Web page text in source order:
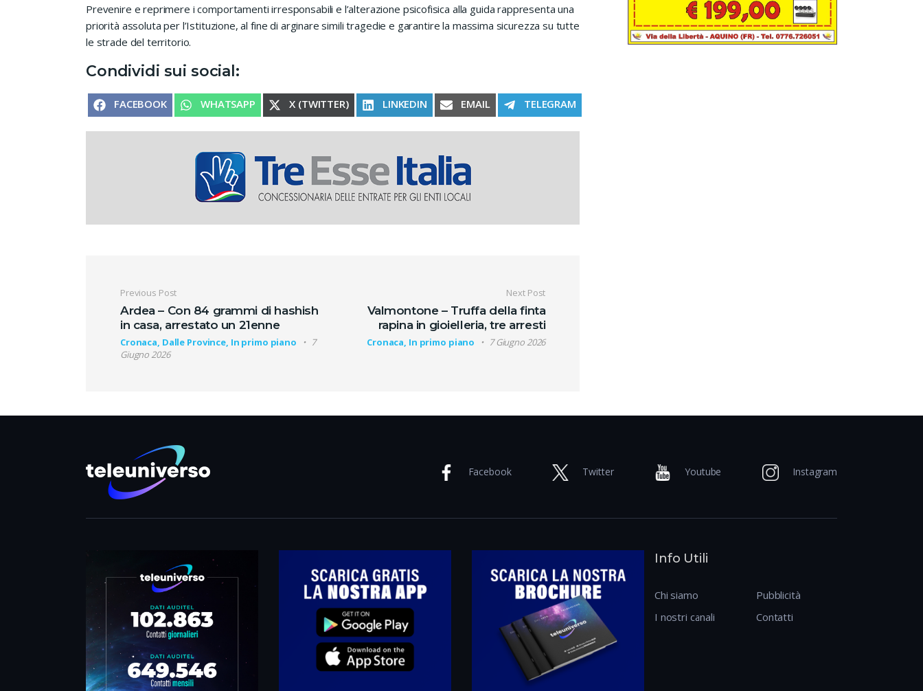
Prevenire e reprimere i comportamenti irresponsabili e l’alterazione psicofisica alla guida rappresenta una
priorità assoluta per l’Istituzione, al fine di arginare simili tragedie e garantire la massima sicurezza su tutte
le strade del territorio.
Condividi sui social:
SHARE ON
FACEBOOK SHARE ON
WHATSAPP SHARE ON
X (TWITTER) SHARE ON
LINKEDIN SHARE ON
EMAIL SHARE ON
TELEGRAM
Navigazione articoli
Previous Post
Ardea – Con 84 grammi di hashish
in casa, arrestato un 21enne
Cronaca, Dalle Province, In primo piano
7
Giugno 2026
Next Post
Valmontone – Truffa della finta
rapina in gioielleria, tre arresti
Cronaca, In primo piano 7 Giugno 2026
Facebook Twitter Youtube Instagram
Info Utili
Chi siamo
I nostri canali
Pubblicità
Contatti